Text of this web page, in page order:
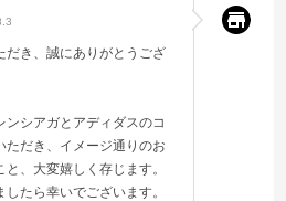
だき、誠にありがとうござ
ンシアガとアディダスのコ
ただき、イメージ通りのお
、大変嬉しく存じます。
たら幸いでございます。